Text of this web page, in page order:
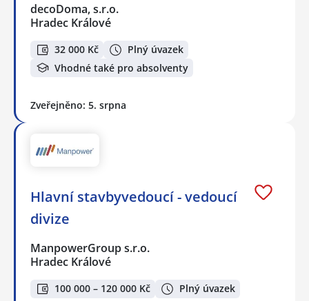
decoDoma, s.r.o.
Hradec Králové
32 000 Kč
Plný úvazek
Vhodné také pro absolventy
Zveřejněno: 5. srpna
Hlavní stavbyvedoucí - vedoucí
divize
ManpowerGroup s.r.o.
Hradec Králové
100 000 – 120 000 Kč Plný úvazek